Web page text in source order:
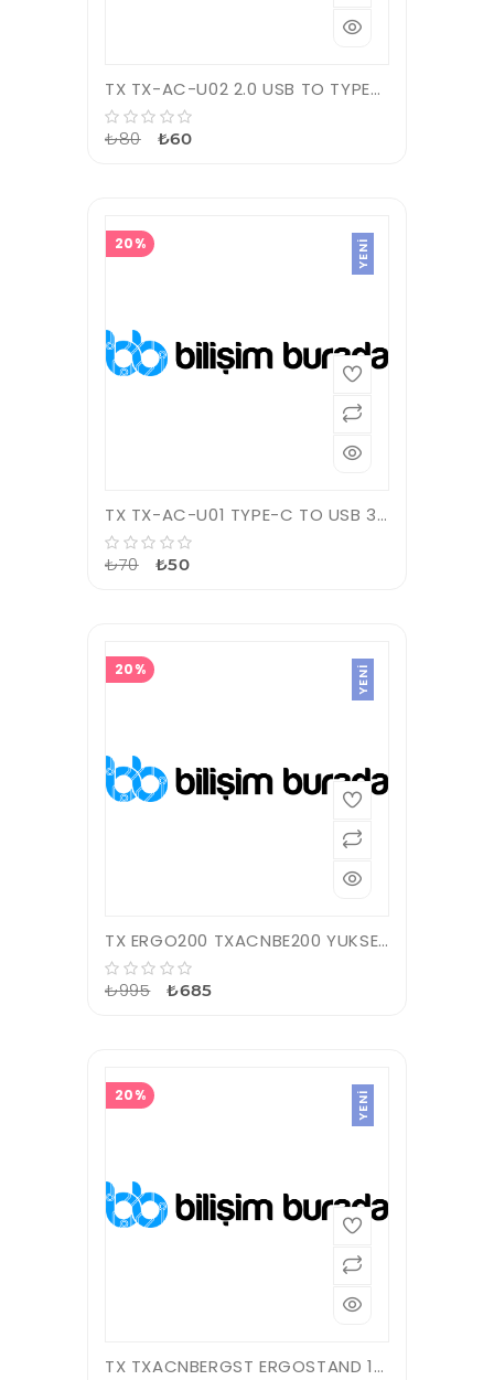
TX TX-AC-U02 2.0 USB TO TYPE-C DÖNÜŞTÜRÜCÜ
₺80 ₺60
20% YENI
TX TX-AC-U01 TYPE-C TO USB 3.0 DÖNÜŞTÜRÜCÜ
₺70 ₺50
20% YENI
TX ERGO200 TXACNBE200 YUKSEKLIK AYARLI 2XUSB NOTEBOOK SOĞUTUCU VE STAND
₺995 ₺685
20% YENI
TX TXACNBERGST ERGOSTAND 14CM LED FAN LI 5 X YÜKSEKLİK AYARLI, 2 X USB 9"-17" NOTEBOOK SOĞUTUCU VE S